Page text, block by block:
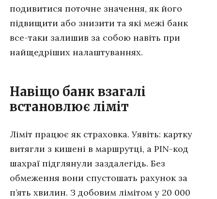
подивитися поточне значення, як його
підвищити або знизити та які межі банк
все-таки залишив за собою навіть при
найщедріших налаштуваннях.
Навіщо банк взагалі
встановлює ліміт
Ліміт працює як страховка. Уявіть: картку
витягли з кишені в маршрутці, а PIN-код
шахраї підглянули заздалегідь. Без
обмеження вони спустошать рахунок за
п’ять хвилин. З добовим лімітом у 20 000